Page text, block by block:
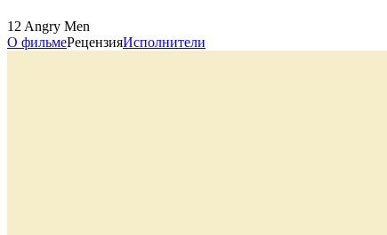
12 Angry Men
О фильмеРецензияИсполнители